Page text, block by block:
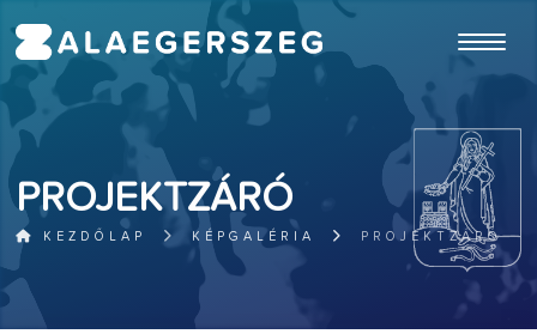
PROJEKTZÁRÓ
KEZDŐLAP KÉPGALÉRIA PROJEKTZÁRÓ